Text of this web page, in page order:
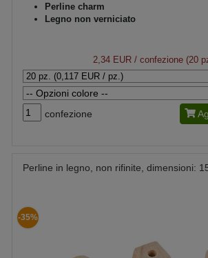
Perline charm
Legno non verniciato
2,34 EUR/ confezione (20
confezione
Perline in legno, non rifinite, dimensioni:
-35%